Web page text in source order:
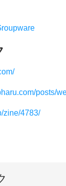
posts/
zine/4783/